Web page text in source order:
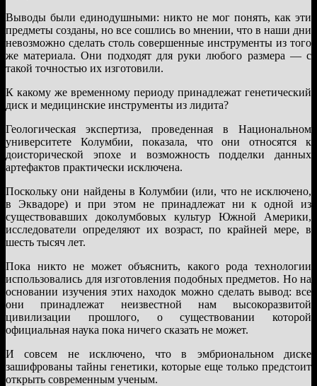
Выводы были единодушными: никто не мог понять, как эти
предметы созданы, но все сошлись во мнении, что в наши дни
невозможно сделать столь совершенные инструменты из того
же материала. Они подходят для руки любого размера — с
такой точностью их изготовили.
К какому же временному периоду принадлежат генетический
диск и медицинские инструменты из лидита?
Геологическая экспертиза, проведенная в Национальном
университете Колумбии, показала, что они относятся к
доисторической эпохе и возможность подделки данных
артефактов практически исключена.
Поскольку они найдены в Колумбии (или, что не исключено,
в Эквадоре) и при этом не принадлежат ни к одной из
существовавших доколумбовых культур Южной Америки,
исследователи определяют их возраст, по крайней мере, в
шесть тысяч лет.
Пока никто не может объяснить, какого рода технологии
использовались для изготовления подобных предметов. Но на
основании изучения этих находок можно сделать вывод: все
они принадлежат неизвестной нам высокоразвитой
цивилизации прошлого, о существовании которой
официальная наука пока ничего сказать не может.
И совсем не исключено, что в эмбриональном диске
зашифрованы тайны генетики, которые еще только предстоит
открыть современным ученым.